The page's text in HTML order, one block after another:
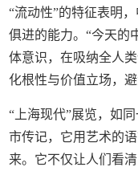
“流动性”的特征表明
俱进的能力。“今天的
体意识，在吸纳全人
化根性与价值立场，
“上海现代”展览，如
市传记，它用艺术的
来。它不仅让人们看清